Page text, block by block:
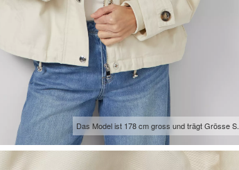
Das Model ist 178 cm gross und trägt Grösse S.